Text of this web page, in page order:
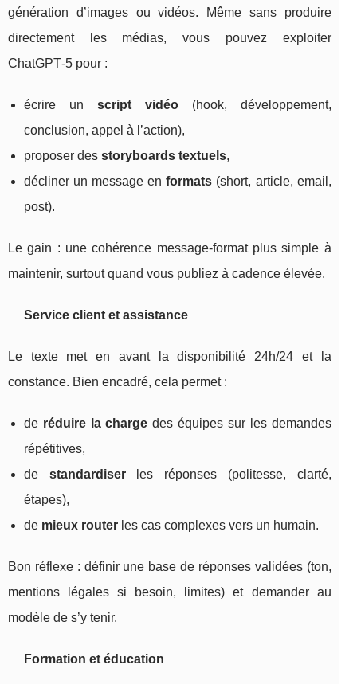
génération d’images ou vidéos. Même sans produire
directement les médias, vous pouvez exploiter
ChatGPT‑5 pour :
écrire un script vidéo(hook, développement,
conclusion, appel à l’action),
proposer des storyboards textuels,
décliner un message enformats (short, article, email,
post).
Le gain : une cohérence message-format plus simple à
maintenir, surtout quand vous publiez à cadence élevée.
Service client et assistance
Le texte met en avant la disponibilité 24h/24 et la
constance. Bien encadré, cela permet :
de réduire la charge des équipes sur les demandes
répétitives,
de standardiserles réponses (politesse, clarté,
étapes),
de mieux router les cas complexes vers un humain.
Bon réflexe : définir une base de réponses validées (ton,
mentions légales si besoin, limites) et demander au
modèle de s’y tenir.
Formation et éducation